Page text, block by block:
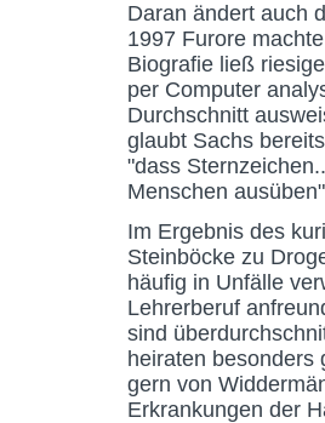
Daran ändert auch
1997 Furore
Biografie ließ
per Computer
Durchschnitt
glaubt Sachs
"dass
Menschen
Im Ergebnis des
Steinböcke zu
häufig in Unfälle
Lehrerberuf
sind
heiraten besonders
gern von
Erkrankungen der